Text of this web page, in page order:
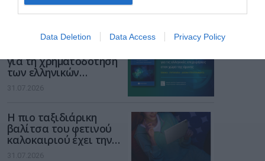
Data Deletion Data Access Privacy Policy
δεν είναι απλώς μια
νέα τεχνολογία, είναι
επανάσταση»
για τη χρηματοδότηση
των ελληνικών
επιχειρήσεων στον
χώρο της άμυνας
31.07.2026
Η πιο ταξιδιάρικη
βαλίτσα του φετινού
καλοκαιριού έχει την
υπογραφή της Xiaomi
31.07.2026